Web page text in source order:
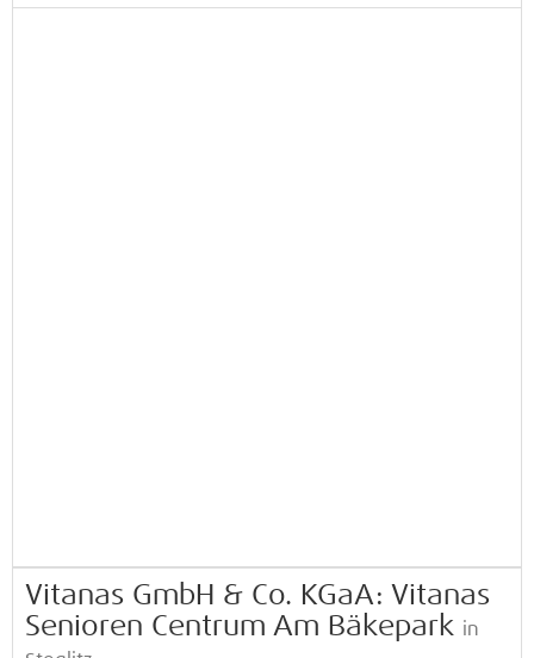
Vitanas GmbH & Co. KGaA: Vitanas
Senioren Centrum Am Bäkepark in